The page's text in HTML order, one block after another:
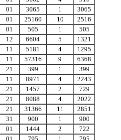
01 3065 1
3065
01 25160 10
2516
01 505 1
505
12 6604 5
1321
11 5181 4
1295
11 57316 9
6368
21 399 1
399
11 8971 4
2243
21 1457 2
729
21 8088 4
2022
21 31366 11
2851
31 900 1
900
01 1444 2
722